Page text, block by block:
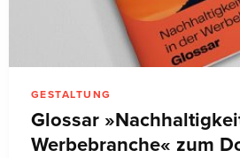
GESTALTUNG
Glossar
Werbebranche« zum